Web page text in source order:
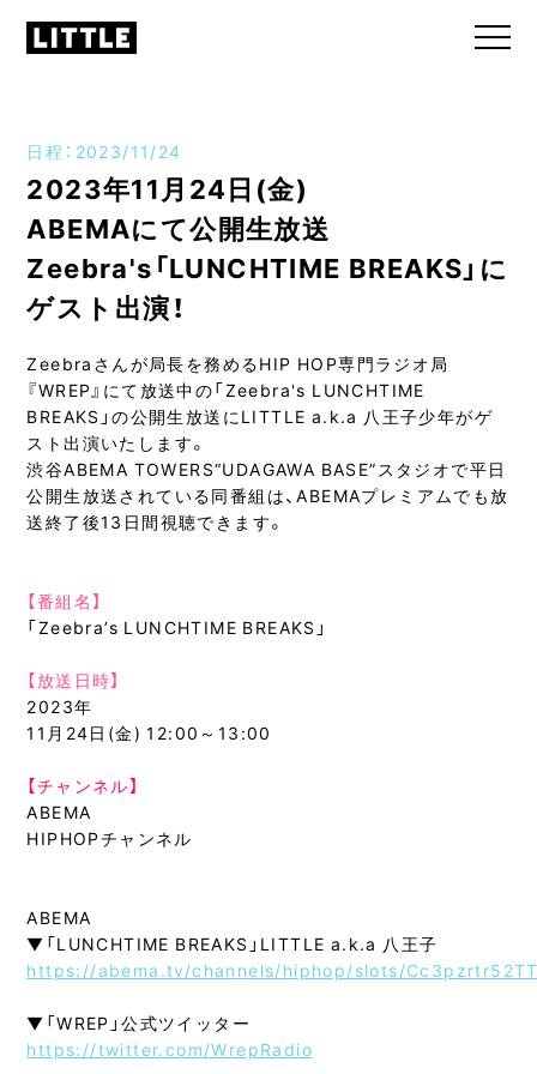
日程：2023/11/24
2023年11月24日(金)
ABEMAにて公開生放送
Zeebra's「LUNCHTIME BREAKS」に
ゲスト出演！
Zeebraさんが局長を務めるHIP HOP専門ラジオ局
『WREP』にて放送中の「Zeebra's LUNCHTIME
BREAKS」の公開生放送にLITTLE a.k.a 八王子少年がゲ
スト出演いたします。
渋谷ABEMA TOWERS“UDAGAWA BASE”スタジオで平日
公開生放送されている同番組は、ABEMAプレミアムでも放
送終了後13日間視聴できます。
【番組名】
「Zeebra’s LUNCHTIME BREAKS」
【放送日時】
2023年
11月24日(金) 12:00～13:00
【チャンネル】
ABEMA
HIPHOPチャンネル
ABEMA
▼「LUNCHTIME BREAKS」LITTLE a.k.a 八王子
https://abema.tv/channels/hiphop/slots/
▼「WREP」公式ツイッター
https://twitter.com/WrepRadio